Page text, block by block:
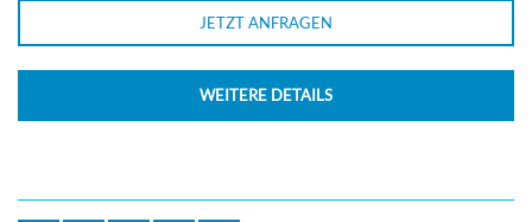
JETZT ANFRAGEN
WEITERE DETAILS